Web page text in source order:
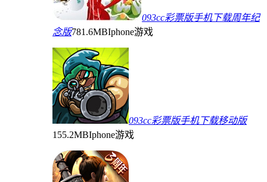
093cc彩票版手机下载周年纪
念版781.6MBIphone游戏
093cc彩票版手机下载移动版
155.2MBIphone游戏